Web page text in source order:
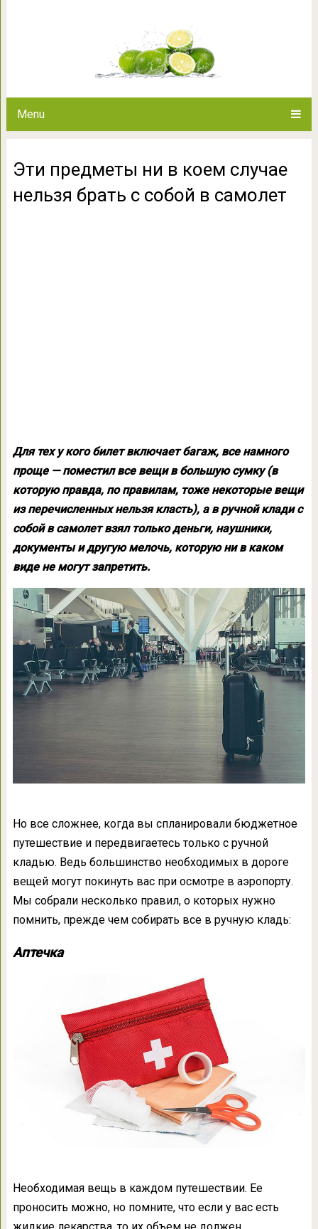
Menu
Эти предметы ни в коем случае
нельзя брать с собой в самолет
Для тех у кого билет включает багаж, все намного
проще — поместил все вещи в большую сумку (в
которую правда, по правилам, тоже некоторые вещи
из перечисленных нельзя класть), а в ручной клади с
собой в самолет взял только деньги, наушники,
документы и другую мелочь, которую ни в каком
виде не могут запретить.
Но все сложнее, когда вы спланировали бюджетное
путешествие и передвигаетесь только с ручной
кладью. Ведь большинство необходимых в дороге
вещей могут покинуть вас при осмотре в аэропорту.
Мы собрали несколько правил, о которых нужно
помнить, прежде чем собирать все в ручную кладь:
Аптечка
Необходимая вещь в каждом путешествии. Ее
проносить можно, но помните, что если у вас есть
жидкие лекарства, то их объем не должен